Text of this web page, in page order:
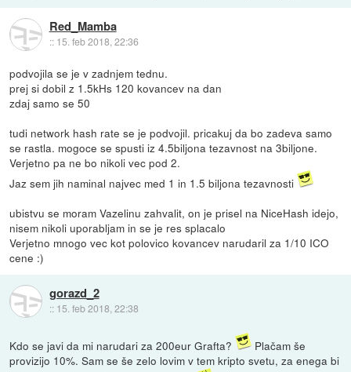
Red_Mamba
:: 15. feb 2018, 22:36
podvojila se je v zadnjem tednu.
prej si dobil z 1.5kHs 120 kovancev na dan
zdaj samo se 50
tudi network hash rate se je podvojil. pricakuj da bo zadeva samo
se rastla. mogoce se spusti iz 4.5biljona tezavnost na 3biljone.
Verjetno pa ne bo nikoli vec pod 2.
Jaz sem jih naminal najvec med 1 in 1.5 biljona tezavnosti
ubistvu se moram Vazelinu zahvalit, on je prisel na NiceHash idejo,
nisem nikoli uporabljam in se je res splacalo
Verjetno mnogo vec kot polovico kovancev narudaril za 1/10 ICO
cene :)
gorazd_2
:: 15. feb 2018, 22:38
Kdo se javi da mi narudari za 200eur Grafta?
Plačam še
provizijo 10%. Sam se še zelo lovim v tem kripto svetu, za enega bi